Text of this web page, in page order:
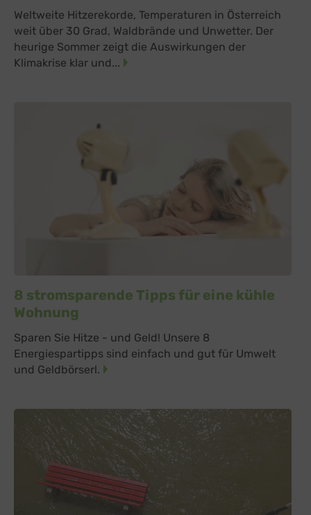
Weltweite Hitzerekorde, Temperaturen in Österreich
weit über 30 Grad, Waldbrände und Unwetter. Der
heurige Sommer zeigt die Auswirkungen der
Klimakrise klar und...
8 stromsparende Tipps für eine kühle
Wohnung
Sparen Sie Hitze - und Geld! Unsere 8
Energiespartipps sind einfach und gut für Umwelt
und Geldbörserl.